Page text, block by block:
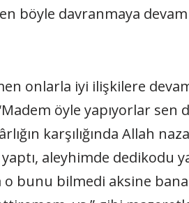
böyle davranmaya
onlarla iyi ilişkilere
öyle yapıyorlar sen
karşılığında Allah
aleyhimde dedikodu
o bunu bilmedi aksine